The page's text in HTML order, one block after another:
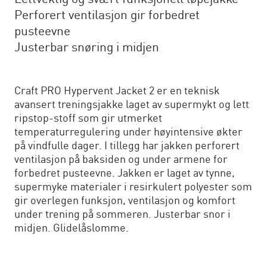
Perforert ventilasjon gir forbedret
pusteevne
Justerbar snøring i midjen
Craft PRO Hypervent Jacket 2 er en teknisk
avansert treningsjakke laget av supermykt og lett
ripstop-stoff som gir utmerket
temperaturregulering under høyintensive økter
på vindfulle dager. I tillegg har jakken perforert
ventilasjon på baksiden og under armene for
forbedret pusteevne. Jakken er laget av tynne,
supermyke materialer i resirkulert polyester som
gir overlegen funksjon, ventilasjon og komfort
under trening på sommeren. Justerbar snor i
midjen. Glidelåslomme.